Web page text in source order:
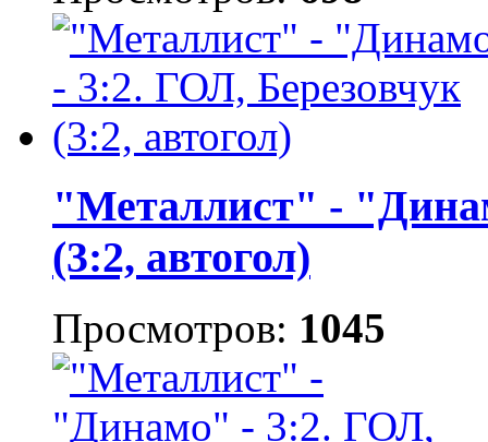
"Металлист" -
(3:2, автогол)
Просмотров: 1045